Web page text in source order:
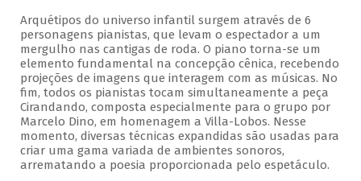
Arquétipos do universo infantil surgem através de 6
personagens pianistas, que levam o espectador a um
mergulho nas cantigas de roda. O piano torna-se um
elemento fundamental na concepção cênica, recebendo
projeções de imagens que interagem com as músicas. No
fim, todos os pianistas tocam simultaneamente a peça
Cirandando, composta especialmente para o grupo por
Marcelo Dino, em homenagem a Villa-Lobos. Nesse
momento, diversas técnicas expandidas são usadas para
criar uma gama variada de ambientes sonoros,
arrematando a poesia proporcionada pelo espetáculo.